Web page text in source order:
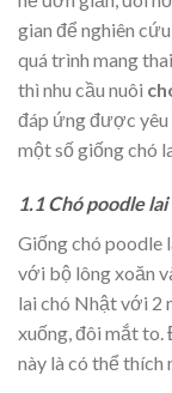
gian để nghiên
quá trình mang
thì nhu cầu nuôi
đáp ứng được
một số giống chó
1.1 Chó poodle
Giống chó poodle
với bộ lông xoăn
lai chó Nhật với 2
xuống, đôi mắt
này là có thể